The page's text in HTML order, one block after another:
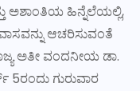
ಅಶಾಂತಿಯ ಹಿನ್ನೆಲೆಯಲ್ಲಿ,
ಆಚರಿಸುವಂತೆ
ಅತೀ ವಂದನೀಯ ಡಾ.
5ರಂದು ಗುರುವಾರ